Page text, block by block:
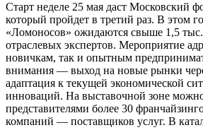
Старт неделе 25 мая даст Московский
который пройдет в третий раз. В этом
«Ломоносов» ожидаются свыше 1,5 тыс.
отраслевых экспертов. Мероприятие
новичкам, так и опытным
внимания — выход на новые рынки
адаптация к текущей экономической
инноваций. На выставочной зоне
представителями более 30
компаний — поставщиков услуг. В